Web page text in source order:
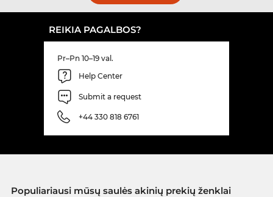
REIKIA PAGALBOS?
Pr–Pn 10–19 val.
Help Center
Submit a request
+44 330 818 6761
Populiariausi mūsų saulės akinių prekių ženklai